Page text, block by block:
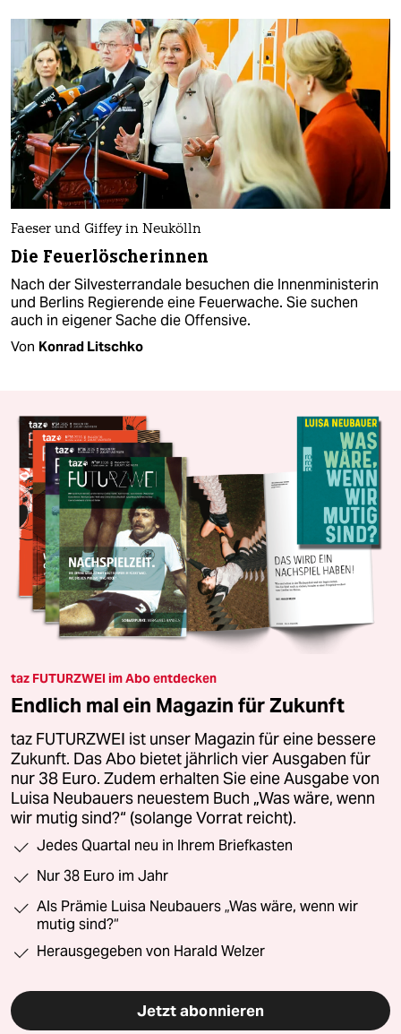
Faeser und Giffey in Neukölln
Die Feuerlöscherinnen
Nach der Silvesterrandale besuchen die Innenministerin
und Berlins Regierende eine Feuerwache. Sie suchen
auch in eigener Sache die Offensive.
Von Konrad Litschko
taz FUTURZWEI im Abo entdecken
Endlich mal ein Magazin für Zukunft
taz FUTURZWEI ist unser Magazin für eine bessere
Zukunft. Das Abo bietet jährlich vier Ausgaben für
nur 38 Euro. Zudem erhalten Sie eine Ausgabe von
Luisa Neubauers neuestem Buch „Was wäre, wenn
wir mutig sind?“ (solange Vorrat reicht).
Jedes Quartal neu in Ihrem Briefkasten
Nur 38 Euro im Jahr
Als Prämie Luisa Neubauers „Was wäre, wenn wir
mutig sind?“
Herausgegeben von Harald Welzer
Jetzt abonnieren